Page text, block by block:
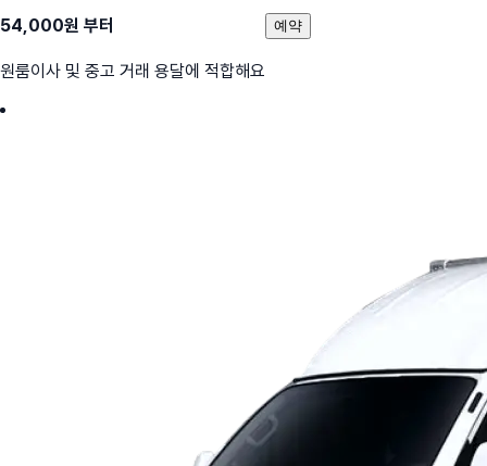
54,000원 부터
원룸이사 및 중고 거래 용달에 적합해요
예약